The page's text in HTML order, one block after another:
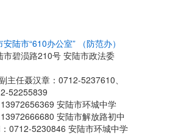
陆市“610办公室” （防范办）
市碧涢路210号 安陆市政法委
主任聂汉章：0712-5237610、
52255839
安陆市环城中学
安陆市解放路初中
0712-5230846 安陆市环城中学